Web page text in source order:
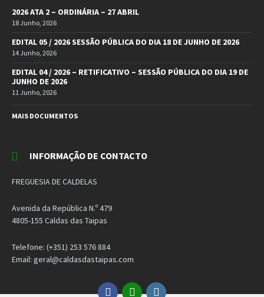
2026 ATA 2 – ORDINÁRIA – 27 ABRIL
18 Junho, 2026
EDITAL 05 / 2026 SESSÃO PÚBLICA DO DIA 18 DE JUNHO DE 2026
14 Junho, 2026
EDITAL 04 / 2026 – RETIFICATIVO – SESSÃO PÚBLICA DO DIA 19 DE
JUNHO DE 2026
11 Junho, 2026
MAIS DOCUMENTOS
INFORMAÇÃO DE CONTACTO
FREGUESIA DE CALDELAS
Avenida da República N.º 479
4805-155 Caldas das Taipas
Telefone: (+351) 253 576 884
Email: geral@caldasdastaipas.com
Facebook
EmailInstagram